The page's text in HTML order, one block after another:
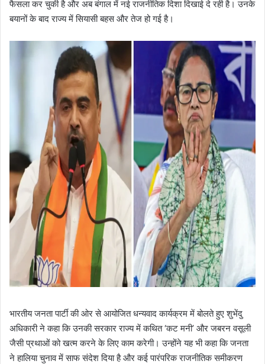
फैसला कर चुकी है और अब बंगाल में नई राजनीतिक दिशा दिखाई दे रही है। उनके
बयानों के बाद राज्य में सियासी बहस और तेज हो गई है।
भारतीय जनता पार्टी की ओर से आयोजित धन्यवाद कार्यक्रम में बोलते हुए शुभेंदु
अधिकारी ने कहा कि उनकी सरकार राज्य में कथित ‘कट मनी’ और जबरन वसूली
जैसी प्रथाओं को खत्म करने के लिए काम करेगी। उन्होंने यह भी कहा कि जनता
ने हालिया चुनाव में साफ संदेश दिया है और कई पारंपरिक राजनीतिक समीकरण